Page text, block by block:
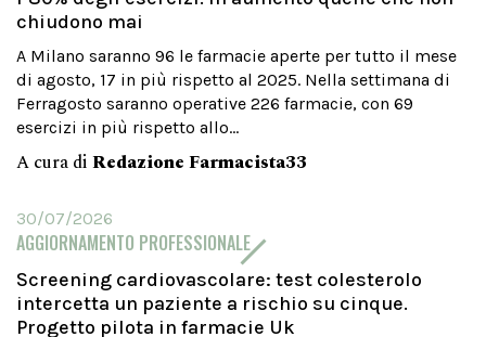
chiudono mai
A Milano saranno 96 le farmacie aperte per tutto il mese
di agosto, 17 in più rispetto al 2025. Nella settimana di
Ferragosto saranno operative 226 farmacie, con 69
esercizi in più rispetto allo...
A cura di Redazione Farmacista33
30/07/2026
AGGIORNAMENTO PROFESSIONALE
Screening cardiovascolare: test colesterolo
intercetta un paziente a rischio su cinque.
Progetto pilota in farmacie Uk